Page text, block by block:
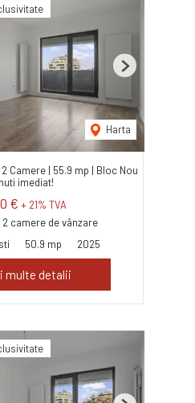
Harta
Next
Camere | 55.9 mp | Bloc Nou
imediat!
€ + 21% TVA
camere de vânzare
50.9 mp 2025
multe detalii